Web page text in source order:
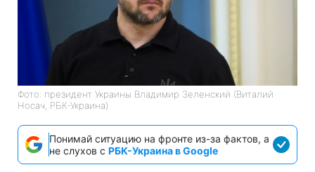
Фото: президент Украины Владимир Зеленский (Виталий
Носач, РБК-Украина)
Понимай ситуацию на фронте из-за фактов, а
не слухов с РБК-Украина в Google